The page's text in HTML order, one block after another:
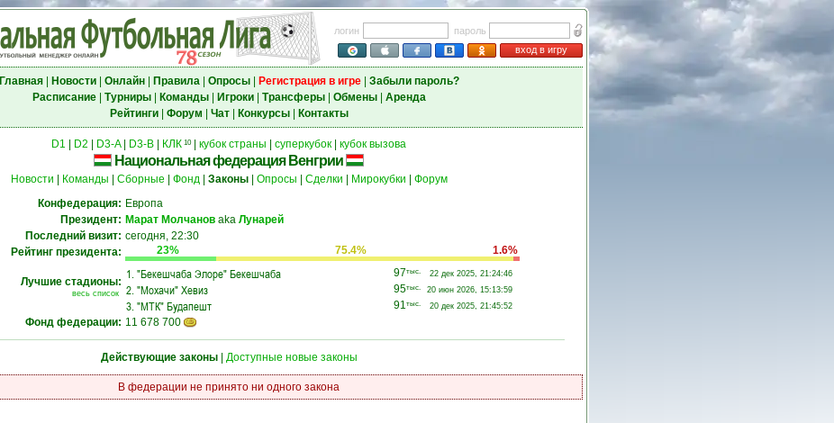
логин
пароль
вход в игру
Главная| Новости| Онлайн| Правила| Опросы| Регистрация в игре| Забыли пароль?
Расписание| Турниры| Команды| Игроки| Трансферы| Обмены| Аренда
Рейтинги| Форум Чат| Конкурсы| Контакты
D1 D2 D3-A| D3-B КЛК 10| кубок страны суперкубок кубок вызова
Национальная федерация Венгрии
Новости Команды Сборные Фонд| Законы| Опросы Сделки Мирокубки
Форум
Конфедерация: Европа
Президент: Марат Молчанов aka Лунарей
Последний визит: сегодня, 22:30
Рейтинг президента:
23% 75.4% 1.6%
Лучшие стадионы:
весь список
1. "Бекешчаба Элоре" Бекешчаба 97тыс. 22 дек 2025, 21:24:46
2. "Мохачи" Хевиз 95тыс. 20 июн 2026, 15:13:59
3. "МТК" Будапешт 91тыс. 20 дек 2025, 21:45:52
Фонд федерации: 11 678 700
Действующие законы| Доступные новые законы
В федерации не принято ни одного закона